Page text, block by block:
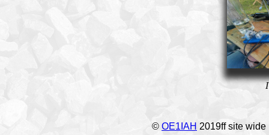
© OE1IAH 2019ff site